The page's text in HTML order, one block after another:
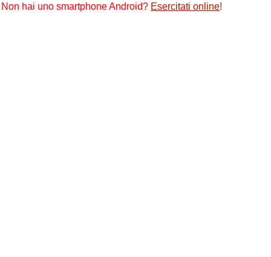
Non hai uno smartphone Android? Esercitati online!